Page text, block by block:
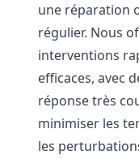
une réparation
régulier. Nous
interventions
efficaces, avec
réponse très
minimiser les
les